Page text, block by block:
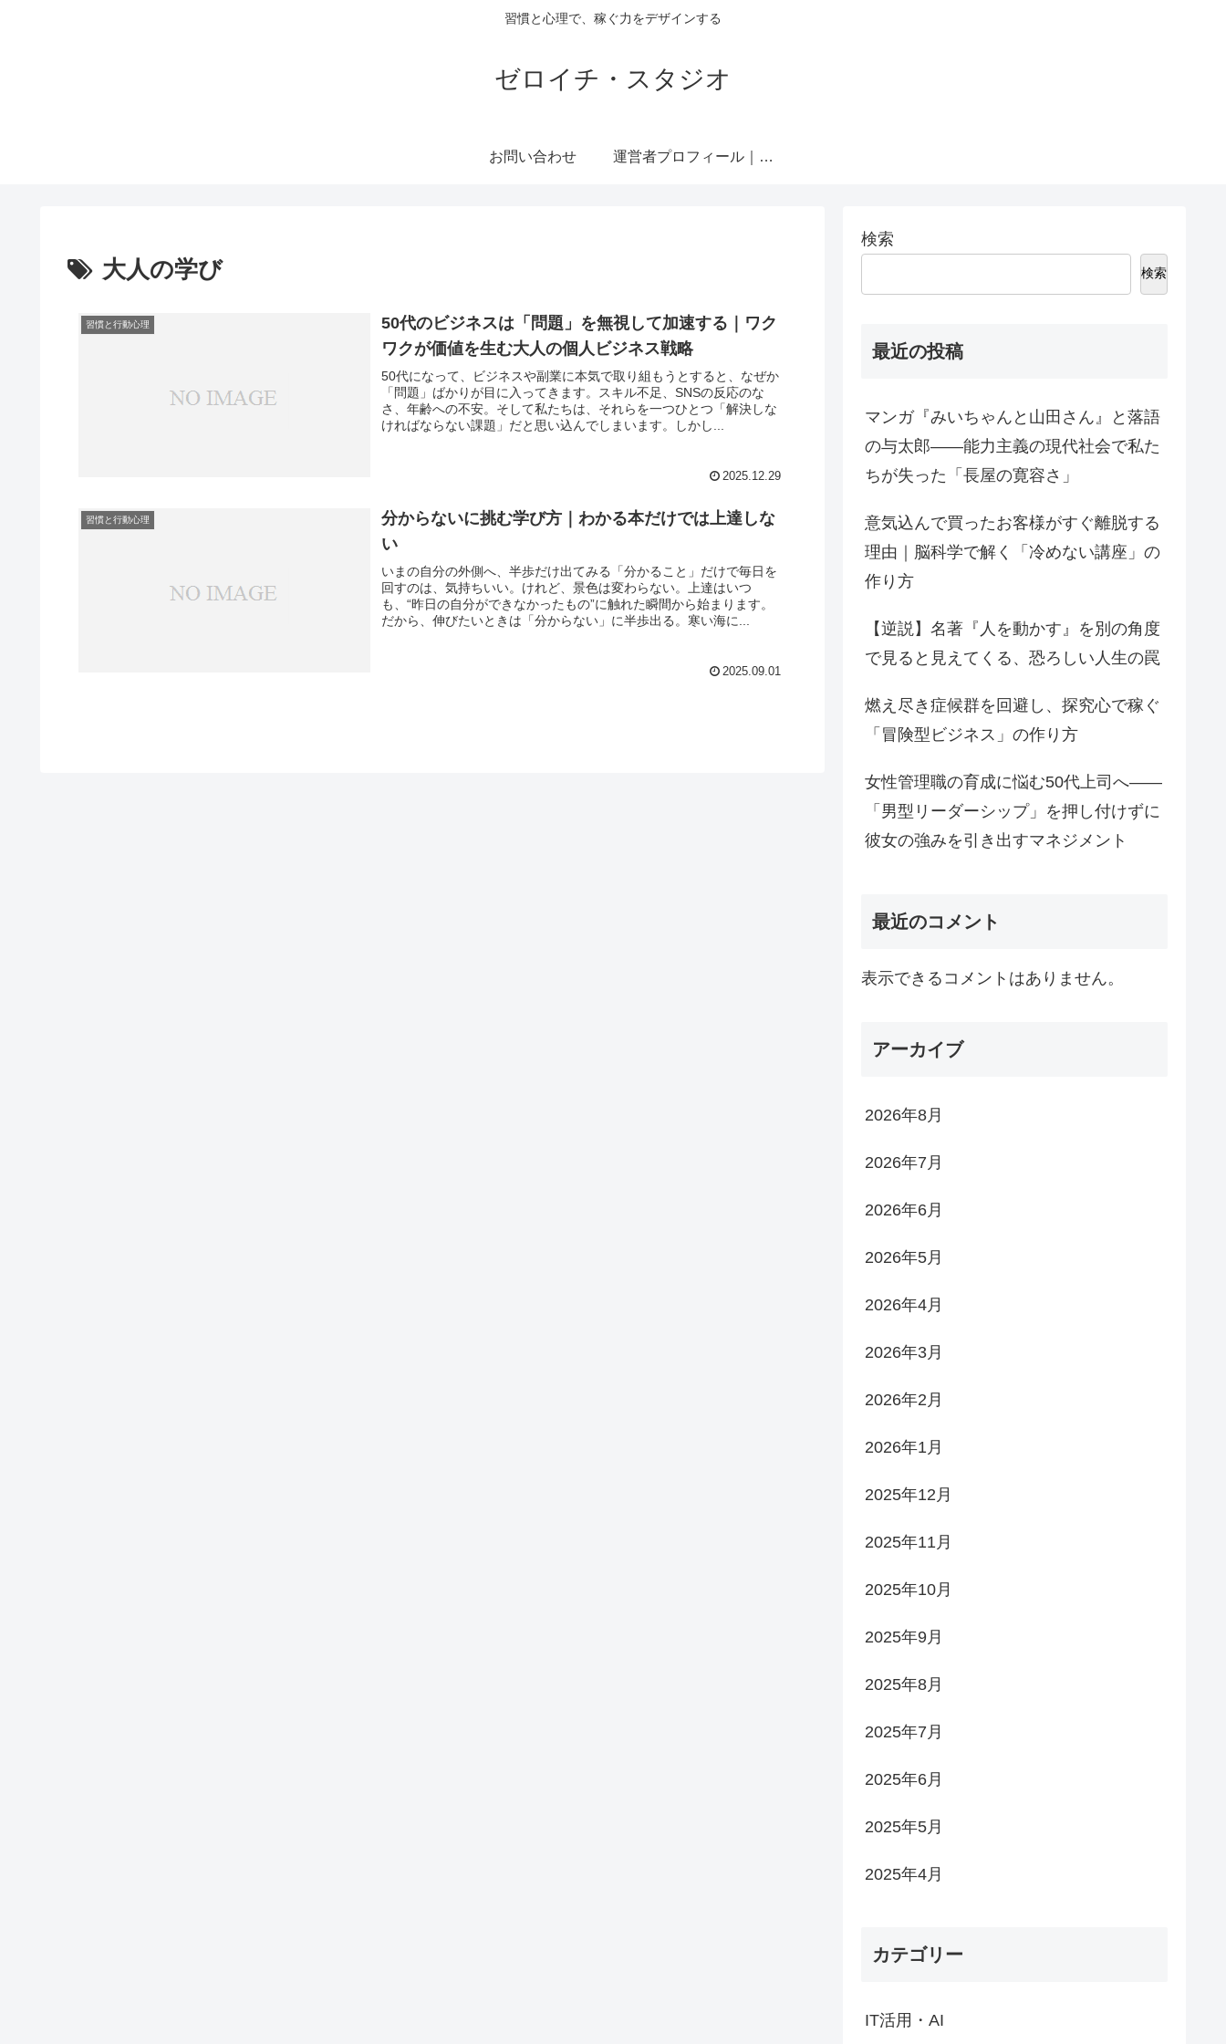
習慣と心理で、稼ぐ力をデザインする
ゼロイチ・スタジオ
お問い合わせ 運営者プロフィール｜ミライジュウ
大人の学び
習慣と行動心理
50代のビジネスは「問題」を無視して加速する｜ワク
ワクが価値を生む大人の個人ビジネス戦略
50代になって、ビジネスや副業に本気で取り組もうとすると、なぜか
「問題」ばかりが目に入ってきます。スキル不足、SNSの反応のな
さ、年齢への不安。そして私たちは、それらを一つひとつ「解決しな
ければならない課題」だと思い込んでしまいます。しかし...
2025.12.29
習慣と行動心理
分からないに挑む学び方｜わかる本だけでは上達しな
い
いまの自分の外側へ、半歩だけ出てみる「分かること」だけで毎日を
回すのは、気持ちいい。けれど、景色は変わらない。上達はいつ
も、“昨日の自分ができなかったもの”に触れた瞬間から始まります。
だから、伸びたいときは「分からない」に半歩出る。寒い海に...
2025.09.01
検索
検索
最近の投稿
マンガ『みいちゃんと山田さん』と落語
の与太郎——能力主義の現代社会で私た
ちが失った「長屋の寛容さ」
意気込んで買ったお客様がすぐ離脱する
理由｜脳科学で解く「冷めない講座」の
作り方
【逆説】名著『人を動かす』を別の角度
で見ると見えてくる、恐ろしい人生の罠
燃え尽き症候群を回避し、探究心で稼ぐ
「冒険型ビジネス」の作り方
女性管理職の育成に悩む50代上司へ——
「男型リーダーシップ」を押し付けずに
彼女の強みを引き出すマネジメント
最近のコメント
表示できるコメントはありません。
アーカイブ
2026年8月
2026年7月
2026年6月
2026年5月
2026年4月
2026年3月
2026年2月
2026年1月
2025年12月
2025年11月
2025年10月
2025年9月
2025年8月
2025年7月
2025年6月
2025年5月
2025年4月
カテゴリー
IT活用・AI